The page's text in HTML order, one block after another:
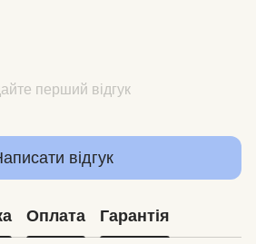
перший відгук
відгук
Оплата Гарантія